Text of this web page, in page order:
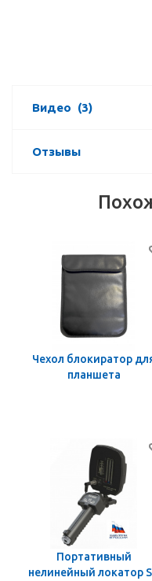
Видео (3)
Отзывы
Чехол блокиратор
планшета
Портативный
нелинейный локатор